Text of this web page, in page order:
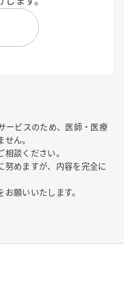
ービスのため、医師・医療
ん。
相談ください。
努めますが、内容を完全に
お願いいたします。